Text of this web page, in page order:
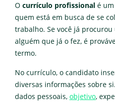
O currículo profissional é
quem está em busca de se
trabalho. Se você já
alguém que já o fez, é
termo.
No currículo, o candidato
diversas informações sobre
dados pessoais, objetivo,